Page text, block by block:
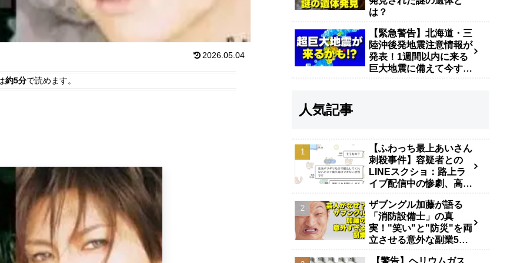
2026.05.04
約5分で読めます。
は？
【緊急警告】北海道・三
陸沖後発地震注意情報が
発表！1週間以内に来る
巨大地震に備えて今すぐ
人気記事
【ふわっち最上あいさん
刺殺事件】容疑者との
LINEスクショ：路上ラ
イブ配信中の惨劇、高田
ザブングル加藤が語る
「消防設備士」の真
実！"笑い"と"防災"を両
立させる意外な副業5年
【警告】ヘリウムガス